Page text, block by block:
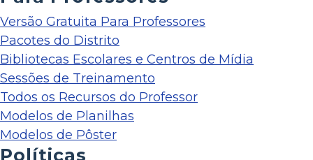
Versão Gratuita Para Professores
Pacotes do Distrito
Bibliotecas Escolares e Centros de Mídia
Sessões de Treinamento
Todos os Recursos do Professor
Modelos de Planilhas
Modelos de Pôster
Políticas